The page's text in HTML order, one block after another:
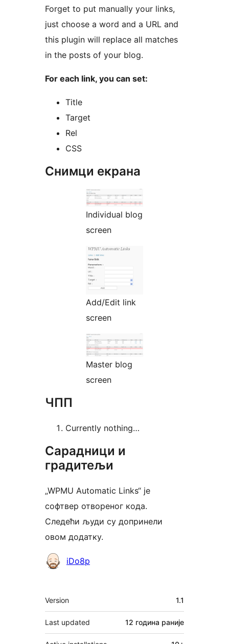
Forget to put manually your links,
just choose a word and a URL and
this plugin will replace all matches
in the posts of your blog.
For each link, you can set:
Title
Target
Rel
CSS
Снимци екрана
Individual blog
screen
Add/Edit link
screen
Master blog
screen
ЧПП
Currently nothing…
Сарадници и
градитељи
„WPMU Automatic Links“ је
софтвер отвореног кода.
Следећи људи су допринели
овом додатку.
Сарадници
iDo8p
Мета
Version 1.1
Last updated 12 година раније